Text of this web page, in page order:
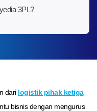
3PL?
dari logistik pihak ketiga
bisnis dengan mengurus